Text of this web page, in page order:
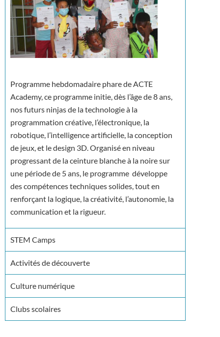
Programme hebdomadaire phare de ACTE
Academy, ce programme initie, dès l’âge de 8 ans,
nos futurs ninjas de la technologie à la
programmation créative, l’électronique, la
robotique, l’intelligence artificielle, la conception
de jeux, et le design 3D. Organisé en niveau
progressant de la ceinture blanche à la noire sur
une période de 5 ans, le programme développe
des compétences techniques solides, tout en
renforçant la logique, la créativité, l’autonomie, la
communication et la rigueur.
STEM Camps
Activités de découverte
Culture numérique
Clubs scolaires